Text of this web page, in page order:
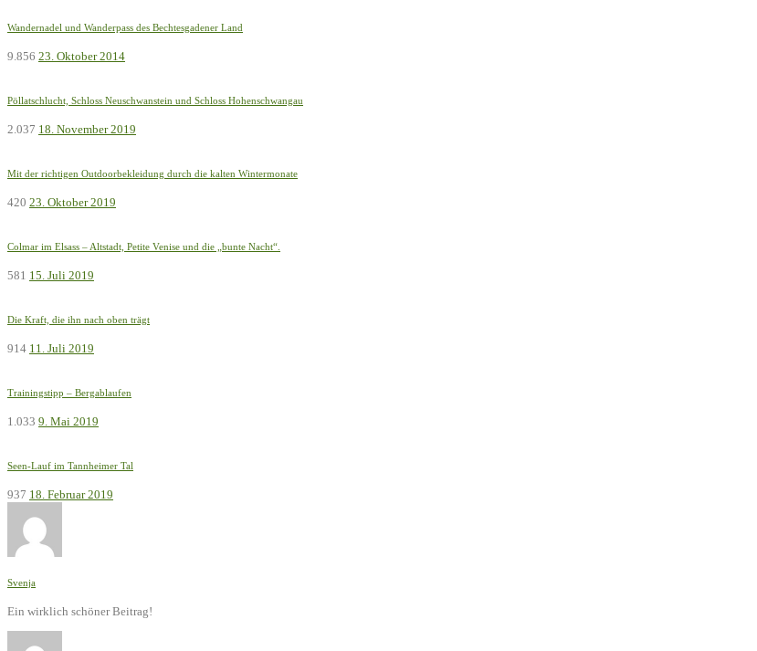
Wandernadel und Wanderpass des Bechtesgadener Land
9.856 23. Oktober 2014
Pöllatschlucht, Schloss Neuschwanstein und Schloss Hohenschwangau
2.037 18. November 2019
Mit der richtigen Outdoorbekleidung durch die kalten Wintermonate
420 23. Oktober 2019
Colmar im Elsass – Altstadt, Petite Venise und die „bunte Nacht“.
581 15. Juli 2019
Die Kraft, die ihn nach oben trägt
914 11. Juli 2019
Trainingstipp – Bergablaufen
1.033 9. Mai 2019
Seen-Lauf im Tannheimer Tal
937 18. Februar 2019
Svenja
Ein wirklich schöner Beitrag!